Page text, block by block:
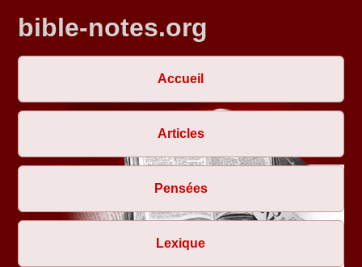
bible-notes.org
Accueil
Articles
Pensées
Lexique